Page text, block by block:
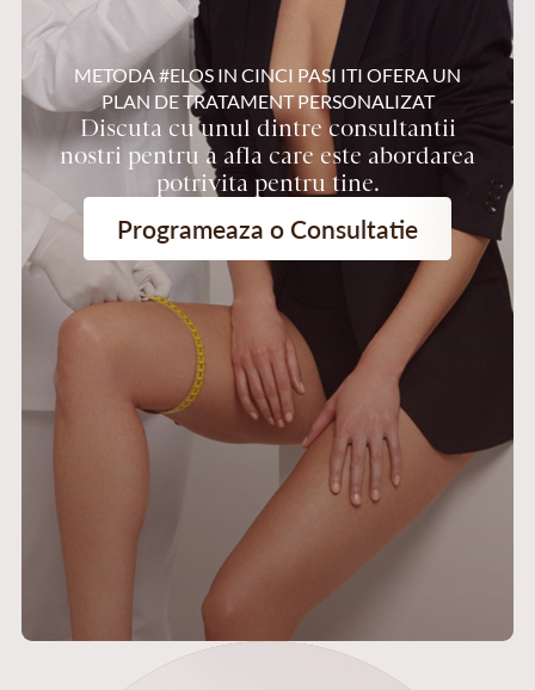
METODA #ELOS IN CINCI PASI ITI OFERA UN
PLAN DE TRATAMENT PERSONALIZAT
Discuta cu unul dintre consultantii
nostri pentru a afla care este abordarea
potrivita pentru tine.
Programeaza o Consultatie